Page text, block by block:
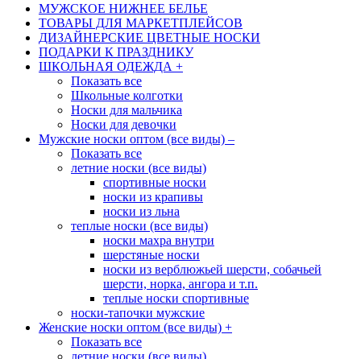
МУЖСКОЕ НИЖНЕЕ БЕЛЬЕ
ТОВАРЫ ДЛЯ МАРКЕТПЛЕЙСОВ
ДИЗАЙНЕРСКИЕ ЦВЕТНЫЕ НОСКИ
ПОДАРКИ К ПРАЗДНИКУ
ШКОЛЬНАЯ ОДЕЖДА +
Показать все
Школьные колготки
Носки для мальчика
Носки для девочки
Мужские носки оптом (все виды) –
Показать все
летние носки (все виды)
спортивные носки
носки из крапивы
носки из льна
теплые носки (все виды)
носки махра внутри
шерстяные носки
носки из верблюжьей шерсти, собачьей
шерсти, норка, ангора и т.п.
теплые носки спортивные
носки-тапочки мужские
Женские носки оптом (все виды) +
Показать все
летние носки (все виды)